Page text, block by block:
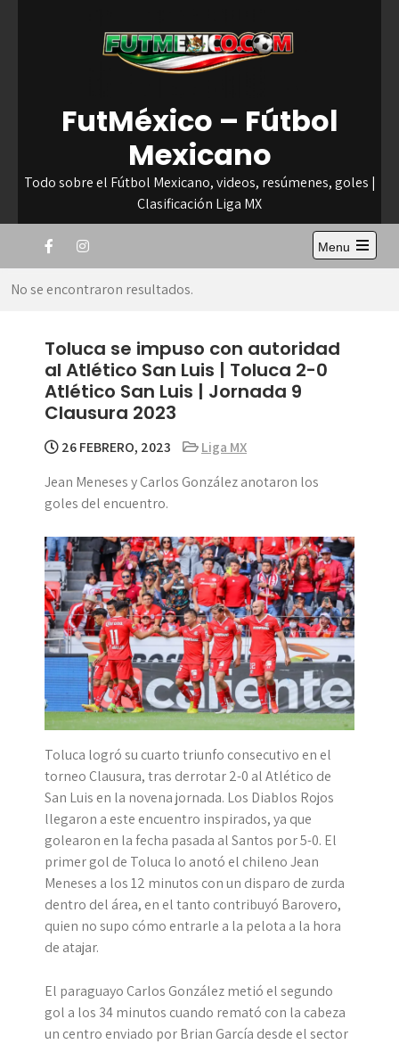
FutMéxico – Fútbol
Mexicano
Todo sobre el Fútbol Mexicano, videos, resúmenes, goles |
Clasificación Liga MX
Menu
Open
No se encontraron resultados.
Toluca se impuso con autoridad
al Atlético San Luis | Toluca 2-0
Atlético San Luis | Jornada 9
Clausura 2023
26 FEBRERO, 2023
Liga MX
Jean Meneses y Carlos González anotaron los
goles del encuentro.
Toluca logró su cuarto triunfo consecutivo en el
torneo Clausura, tras derrotar 2-0 al Atlético de
San Luis en la novena jornada. Los Diablos Rojos
llegaron a este encuentro inspirados, ya que
golearon en la fecha pasada al Santos por 5-0. El
primer gol de Toluca lo anotó el chileno Jean
Meneses a los 12 minutos con un disparo de zurda
dentro del área, en el tanto contribuyó Barovero,
quien no supo cómo entrarle a la pelota a la hora
de atajar.
El paraguayo Carlos González metió el segundo
gol a los 34 minutos cuando remató con la cabeza
un centro enviado por Brian García desde el sector